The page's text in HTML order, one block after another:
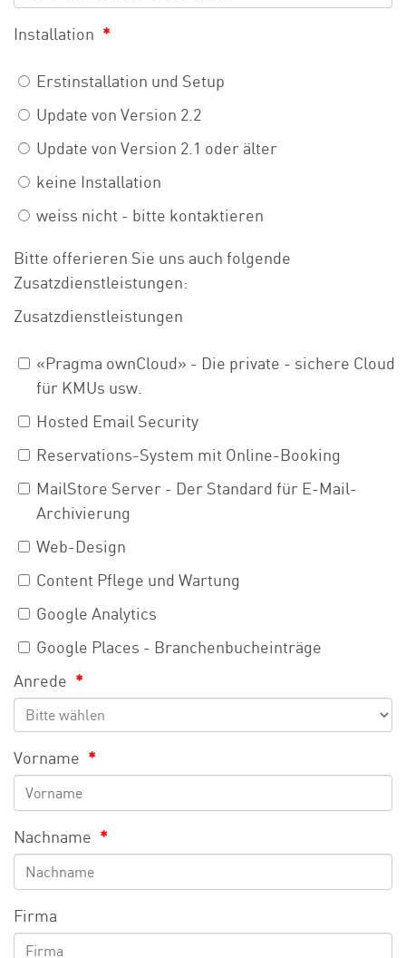
Installation *
Erstinstallation und Setup
Update von Version 2.2
Update von Version 2.1 oder älter
keine Installation
weiss nicht - bitte kontaktieren
Bitte offerieren Sie uns auch folgende
Zusatzdienstleistungen:
Zusatzdienstleistungen
«Pragma ownCloud» - Die private - sichere Cloud
für KMUs usw.
Hosted Email Security
Reservations-System mit Online-Booking
MailStore Server - Der Standard für E-Mail-
Archivierung
Web-Design
Content Pflege und Wartung
Google Analytics
Google Places - Branchenbucheinträge
Anrede *
Vorname *
Nachname *
Firma